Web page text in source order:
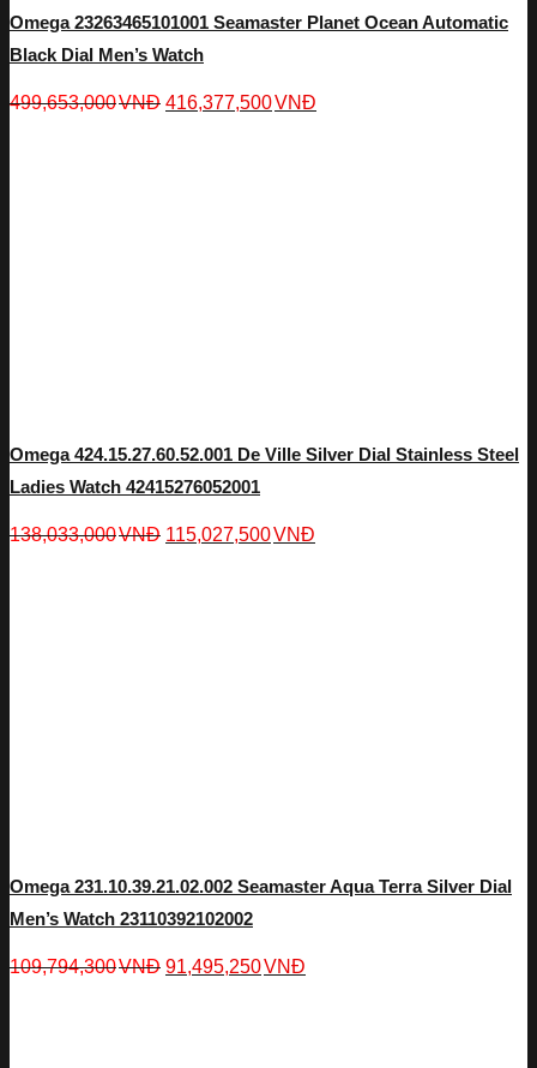
Omega 23263465101001 Seamaster Planet Ocean Automatic
Black Dial Men’s Watch
499,653,000VNĐ 416,377,500VNĐ
Omega 424.15.27.60.52.001 De Ville Silver Dial Stainless Steel
Ladies Watch 42415276052001
138,033,000VNĐ 115,027,500VNĐ
Omega 231.10.39.21.02.002 Seamaster Aqua Terra Silver Dial
Men’s Watch 23110392102002
109,794,300VNĐ 91,495,250VNĐ